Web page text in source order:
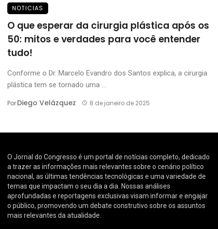
NOTICIAS
O que esperar da cirurgia plástica após os
50: mitos e verdades para você entender
tudo!
Conforme o Dr. Marcelo Evandro dos Santos explica, a cirurgia
plástica tem se tornado uma ...
PorDiego Velázquez 8 de janeiro de 2025
O Jornal do Congresso é um portal de notícias completo, dedicado
a trazer as informações mais relevantes sobre o cenário político
nacional, as últimas tendências tecnológicas e uma variedade de
temas que impactam o seu dia a dia. Nossas análises
aprofundadas e reportagens exclusivas visam informar e engajar
o público, promovendo um debate construtivo sobre os assuntos
mais relevantes da atualidade.